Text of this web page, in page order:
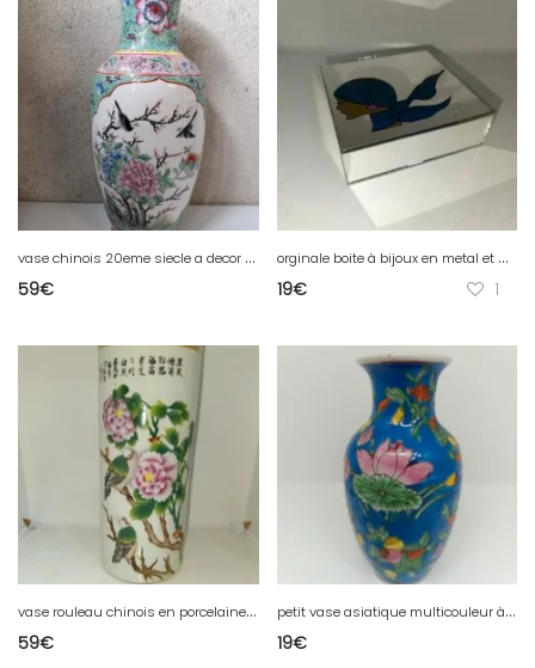
v
ase chinois 20eme siecle a decor doiseaux et floral en porcelaine en bon etat
59€
o
rginale boite à bijoux en metal et miroir a decor de femme datant des annees 1970-1980 en bon etat
19€ 1
v
ase rouleau chinois en porcelaine a decor floral et oiseau en bon etat
59€
p
etit vase asiatique multicouleur à decor floral en bon etat
19€